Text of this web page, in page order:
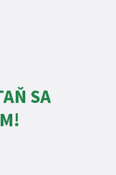
SA